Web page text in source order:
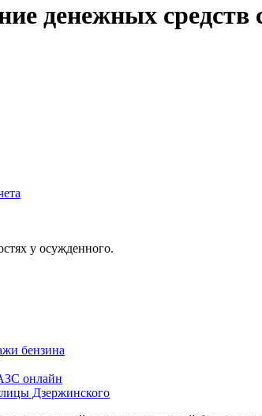
денежных средств
у осужденного.
бензина
онлайн
Дзержинского